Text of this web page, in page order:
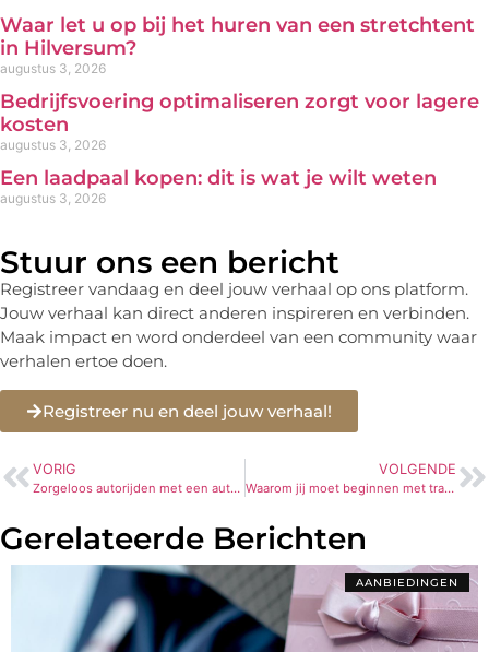
Waar let u op bij het huren van een stretchtent
in Hilversum?
augustus 3, 2026
Bedrijfsvoering optimaliseren zorgt voor lagere
kosten
augustus 3, 2026
Een laadpaal kopen: dit is wat je wilt weten
augustus 3, 2026
Stuur ons een bericht
Registreer vandaag en deel jouw verhaal op ons platform.
Jouw verhaal kan direct anderen inspireren en verbinden.
Maak impact en word onderdeel van een community waar
verhalen ertoe doen.
Registreer nu en deel jouw verhaal!
VORIG
Zorgeloos autorijden met een auto abonnement van Drive4joy
VOLGENDE
Waarom jij moet beginnen met trapmatten gebruiken
Gerelateerde Berichten
AANBIEDINGEN